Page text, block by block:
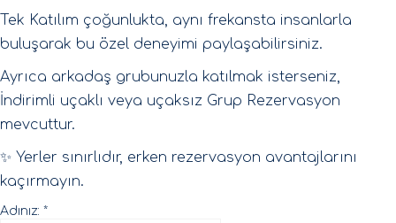
Tek Katılım çoğunlukta, aynı frekansta insanlarla
buluşarak bu özel deneyimi paylaşabilirsiniz.
Ayrıca arkadaş grubunuzla katılmak isterseniz,
İndirimli uçaklı veya uçaksız Grup Rezervasyon
mevcuttur.
✨ Yerler sınırlıdır, erken rezervasyon avantajlarını
kaçırmayın.
Adınız: *